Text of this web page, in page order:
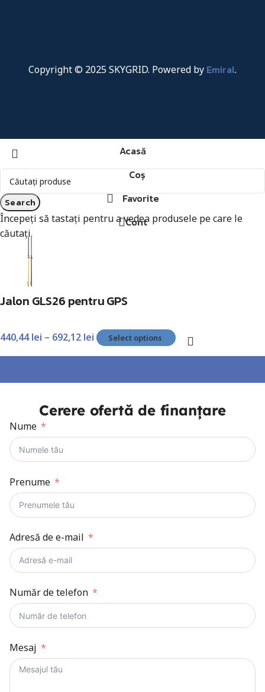
Copyright © 2025 SKYGRID. Powered by Emiral.
Search
Începeți să tastați pentru a vedea produsele pe care le
căutați.
Acasă
Coș
Favorite
Cont
Jalon GLS26 pentru GPS
440,44lei – 692,12 lei Select options
Cerere ofertă de finanțare
Nume
Prenume
Adresă de e-mail
Număr de telefon
Mesaj